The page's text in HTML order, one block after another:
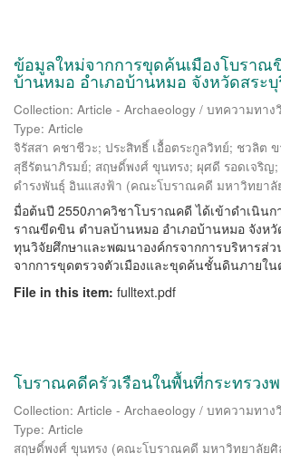
ข้อมูลใหม่จากการขุดค้นเมืองโบราณ
บ้านหมอ อำเภอบ้านหมอ จังหวัดสระบุ
Collection: Article - Archaeology / บทความทา
Type: Article
จิรัสสา คชาชีวะ; ประสิทธิ์ เอื้อตระกูลวิทย์; ชวลิต ข
สุธีรัตนาภิรมย์; สฤษดิ์พงศ์ ขุนทรง; ผุศดี รอดเจริญ;
ดำรงพันธุ์ อินแสงฟ้า (คณะโบราณคดี มหาวิทยาลั
มื่อต้นปี 2550ภาควิชาโบราณคดี ได้เข้าดำเนินก
ราณขีดขิน ตำบลบ้านหมอ อำเภอบ้านหมอ จังหวั
ทุนวิจัยศึกษาและพฒนาองค์กรจากการบริหารส่
จากการขุดตรวจตัวเมืองและขุดค้นชั้นดินภายใน
File in this item: fulltext.pdf
โบราณคดีครัวเรือนในพื้นที่กระทรวง
Collection: Article - Archaeology / บทความทา
Type: Article
สฤษดิ์พงศ์ ขุนทรง (คณะโบราณคดี มหาวิทยาลัยศิ